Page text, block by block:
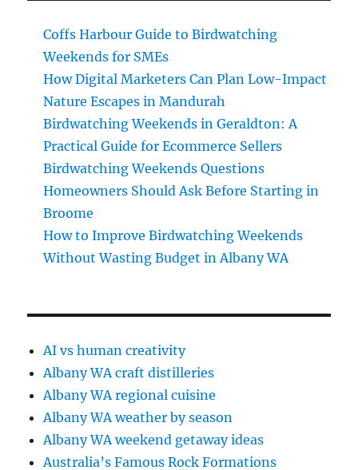
Coffs Harbour Guide to Birdwatching
Weekends for SMEs
How Digital Marketers Can Plan Low-Impact
Nature Escapes in Mandurah
Birdwatching Weekends in Geraldton: A
Practical Guide for Ecommerce Sellers
Birdwatching Weekends Questions
Homeowners Should Ask Before Starting in
Broome
How to Improve Birdwatching Weekends
Without Wasting Budget in Albany WA
AI vs human creativity
Albany WA craft distilleries
Albany WA regional cuisine
Albany WA weather by season
Albany WA weekend getaway ideas
Australia’s Famous Rock Formations